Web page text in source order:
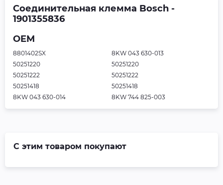
Соединительная клемма Bosch -
1901355836
OEM
8801402SX
8KW 043 630-013
50251220
50251220
50251222
50251222
50251418
50251418
8KW 043 630-014
8KW 744 825-003
С этим товаром покупают